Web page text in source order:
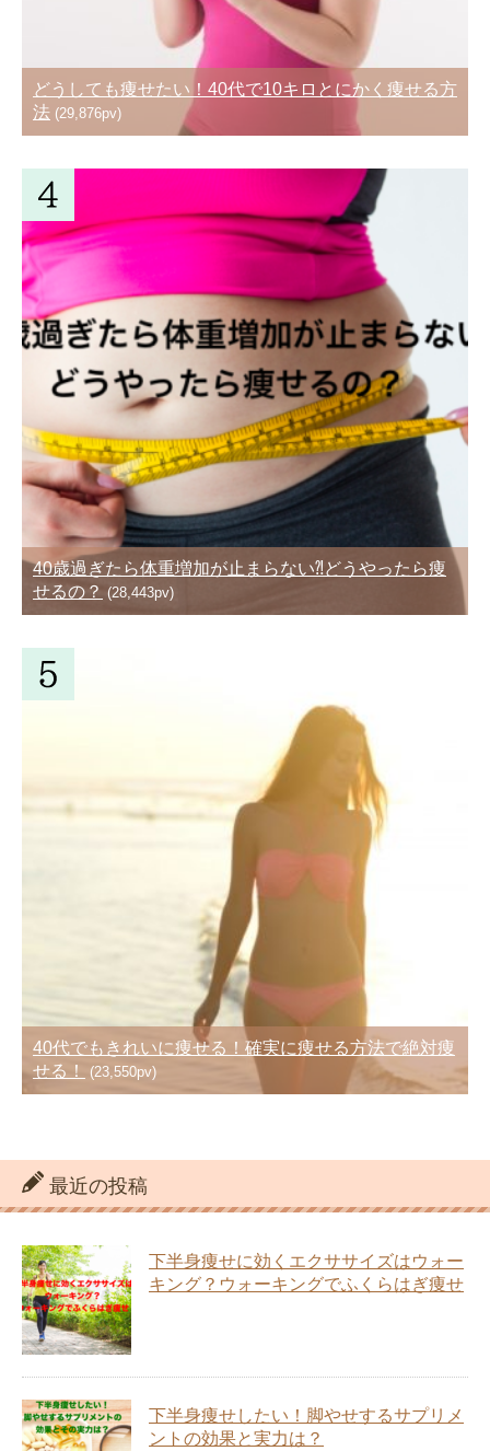
どうしても痩せたい！40代で10キロとにかく痩せる方
法 (29,876pv)
40歳過ぎたら体重増加が止まらない⁈どうやったら痩
せるの？ (28,443pv)
40代でもきれいに痩せる！確実に痩せる方法で絶対痩
せる！
(23,550pv)
最近の投稿
下半身痩せに効くエクササイズはウォー
キング？ウォーキングでふくらはぎ痩せ
下半身痩せしたい！脚やせするサプリメ
ントの効果と実力は？